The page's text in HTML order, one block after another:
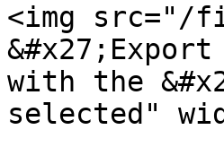
<img src="/
with the
selected"